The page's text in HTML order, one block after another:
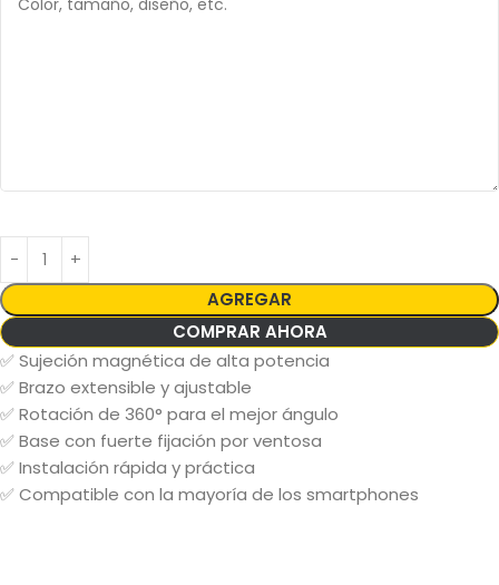
AGREGAR
COMPRAR AHORA
✅ Sujeción magnética de alta potencia
✅ Brazo extensible y ajustable
✅ Rotación de 360° para el mejor ángulo
✅ Base con fuerte fijación por ventosa
✅ Instalación rápida y práctica
✅ Compatible con la mayoría de los smartphones